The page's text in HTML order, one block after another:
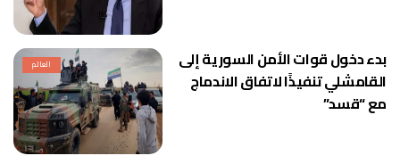
العالم
بدء دخول قوات الأمن السورية إلى
القامشلي تنفيذًا لاتفاق الاندماج
مع “قسد”